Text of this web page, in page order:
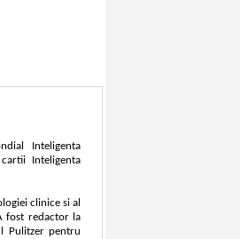
Inteligenta
Inteligenta
clinice si al
fost redactor la
Pulitzer pentru